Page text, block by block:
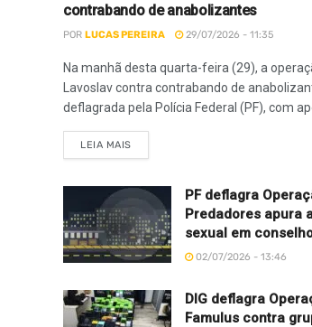
contrabando de anabolizantes
POR LUCAS PEREIRA 29/07/2026 - 11:35
Na manhã desta quarta-feira (29), a
Lavoslav contra contrabando de
deflagrada pela Polícia Federal (PF), com
LEIA MAIS
PF deflagra
Predadores apura
sexual em
02/07/2026 - 13:46
DIG deflagra
Famulus contra